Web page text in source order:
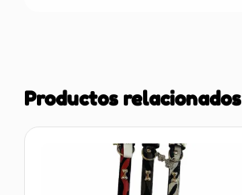
Productos relacionados